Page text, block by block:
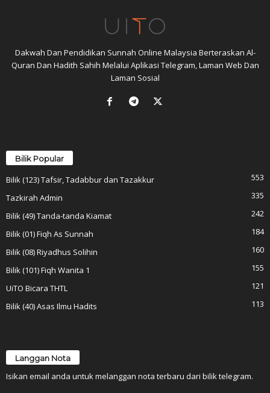
Dakwah Dan Pendidikan Sunnah Online Malaysia Berteraskan Al-
Quran Dan Hadith Sahih Melalui Aplikasi Telegram, Laman Web Dan
Laman Sosial
Bilik Popular
Bilik (123) Tafsir, Tadabbur dan Tazakkur
553
Tazkirah Admin
335
Bilik (49) Tanda-tanda Kiamat
242
Bilik (01) Fiqh As Sunnah
184
Bilik (08) Riyadhus Solihin
160
Bilik (101) Fiqh Wanita 1
155
UiTO Bicara THTL
121
Bilik (40) Asas Ilmu Hadits
113
Langgan Nota
Isikan email anda untuk melanggan nota terbaru dari bilik telegram.